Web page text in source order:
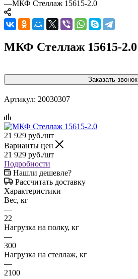
—МКФ Стеллаж 15615-2.0
МКФ Стеллаж 15615-2.0
Заказать звонок
Артикул: 20030307
21 929 руб./шт
Варианты цен
21 929 руб./шт
Подробности
Нашли дешевле?
Рассчитать доставку
Характеристики
Вес, кг
—
22
Нагрузка на полку, кг
—
300
Нагрузка на стеллаж, кг
—
2100